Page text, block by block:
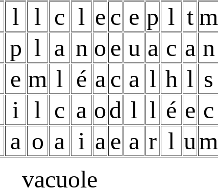
l l c l e c e p l t m
p l a n oe u a c a n
e m l é a c a l h l s
i l c a od l l é e c
a o a i a e a r l um
vacuole